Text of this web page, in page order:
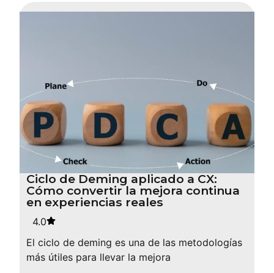
Ciclo de Deming aplicado a CX:
Cómo convertir la mejora continua
en experiencias reales
4.0
El ciclo de deming es una de las metodologías
más útiles para llevar la mejora